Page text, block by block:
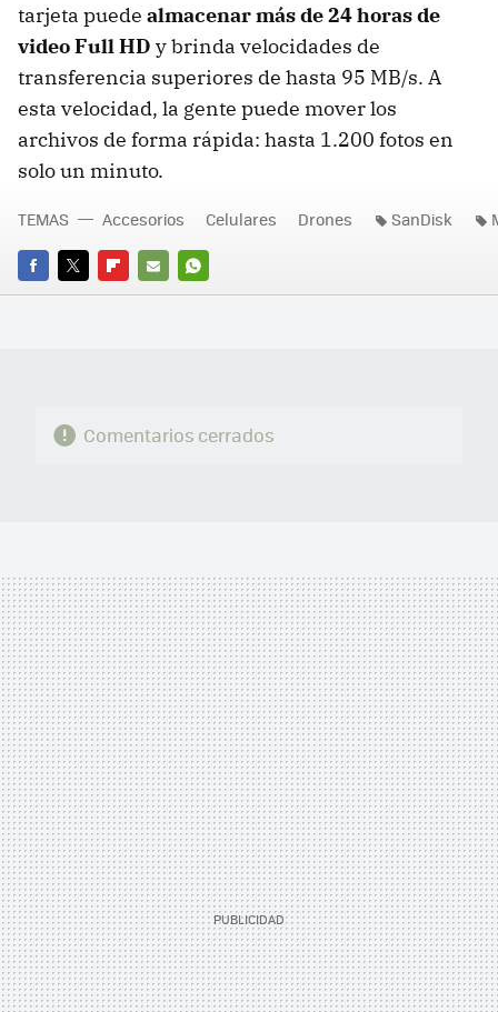
tarjeta puede almacenar más de 24 horas de
video Full HD y brinda velocidades de
transferencia superiores de hasta 95 MB/s. A
esta velocidad, la gente puede mover los
archivos de forma rápida: hasta 1.200 fotos en
solo un minuto.
FACEBOOK
TWITTERFLIPBOARD
E-
WHATSAPP
TEMAS Accesorios Celulares Drones SanDisk
Comentarios cerrados